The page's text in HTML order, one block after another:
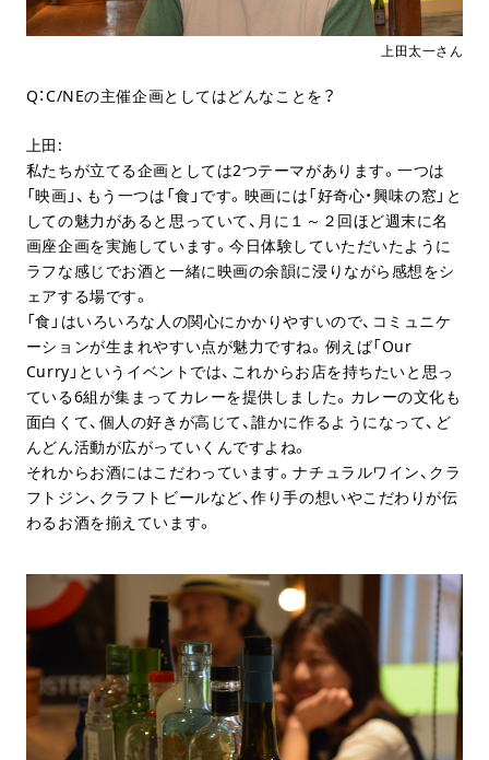
上田太一さん
Q：C/NEの主催企画としてはどんなことを？
上田:
私たちが立てる企画としては2つテーマがあります。一つは
「映画」、もう一つは「食」です。映画には「好奇心・興味の窓」と
しての魅力があると思っていて、月に１～２回ほど週末に名
画座企画を実施しています。今日体験していただいたように
ラフな感じでお酒と一緒に映画の余韻に浸りながら感想をシ
ェアする場です。
「食」はいろいろな人の関心にかかりやすいので、コミュニケ
ーションが生まれやすい点が魅力ですね。例えば「Our
Curry」というイベントでは、これからお店を持ちたいと思っ
ている6組が集まってカレーを提供しました。カレーの文化も
面白くて、個人の好きが高じて、誰かに作るようになって、ど
んどん活動が広がっていくんですよね。
それからお酒にはこだわっています。ナチュラルワイン、クラ
フトジン、クラフトビールなど、作り手の想いやこだわりが伝
わるお酒を揃えています。